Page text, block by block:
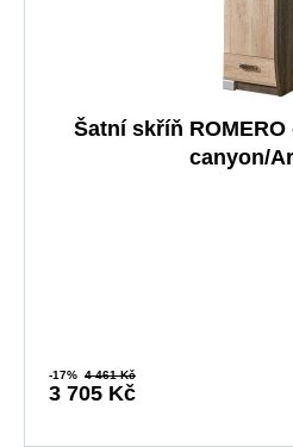
Šatní skříň ROMERO
canyon/
-17% 4 461 Kč
3 705 Kč